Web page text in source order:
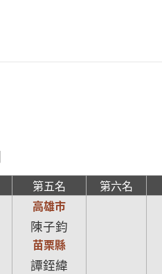
第五名 第六名
高雄市
陳子鈞
苗栗縣
譚銍緯